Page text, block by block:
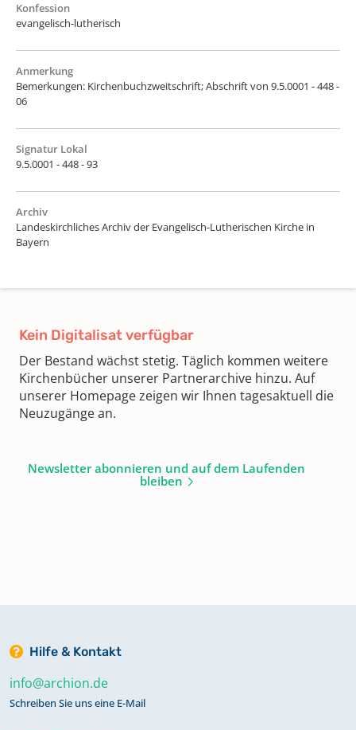
Konfession
evangelisch-lutherisch
Anmerkung
Bemerkungen: Kirchenbuchzweitschrift; Abschrift von 9.5.0001 - 448 -
06
Signatur Lokal
9.5.0001 - 448 - 93
Archiv
Landeskirchliches Archiv der Evangelisch-Lutherischen Kirche in
Bayern
Kein Digitalisat verfügbar
Der Bestand wächst stetig. Täglich kommen weitere
Kirchenbücher unserer Partnerarchive hinzu. Auf
unserer Homepage zeigen wir Ihnen tagesaktuell die
Neuzugänge an.
Newsletter abonnieren und auf dem Laufenden
bleiben
Hilfe & Kontakt
info@archion.de
Schreiben Sie uns eine E-Mail